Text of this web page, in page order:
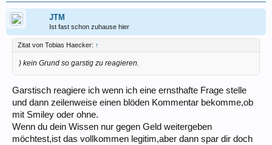
JTM
Ist fast schon zuhause hier
Zitat von Tobias Haecker: ↑
) kein Grund so garstig zu reagieren.
Garstisch reagiere ich wenn ich eine ernsthafte Frage stelle
und dann zeilenweise einen blöden Kommentar bekomme,ob
mit Smiley oder ohne.
Wenn du dein Wissen nur gegen Geld weitergeben
möchtest,ist das vollkommen legitim,aber dann spar dir doch